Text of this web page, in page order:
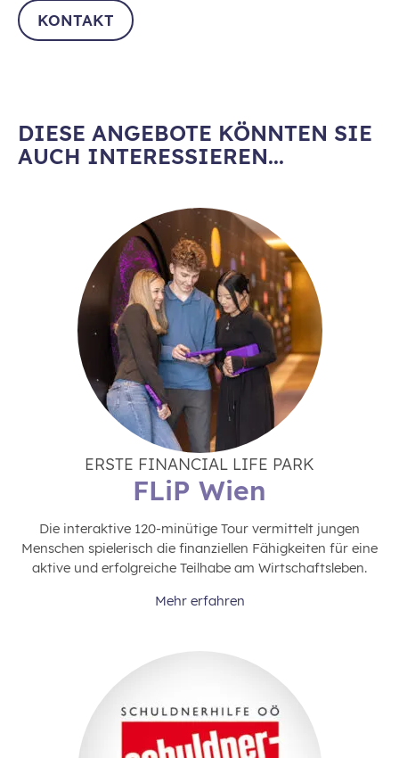
KONTAKT
DIESE ANGEBOTE KÖNNTEN SIE
AUCH INTERESSIEREN...
ERSTE FINANCIAL LIFE PARK
FLiP Wien
Die interaktive 120-minütige Tour vermittelt jungen
Menschen spielerisch die finanziellen Fähigkeiten für eine
aktive und erfolgreiche Teilhabe am Wirtschaftsleben.
Mehr erfahren